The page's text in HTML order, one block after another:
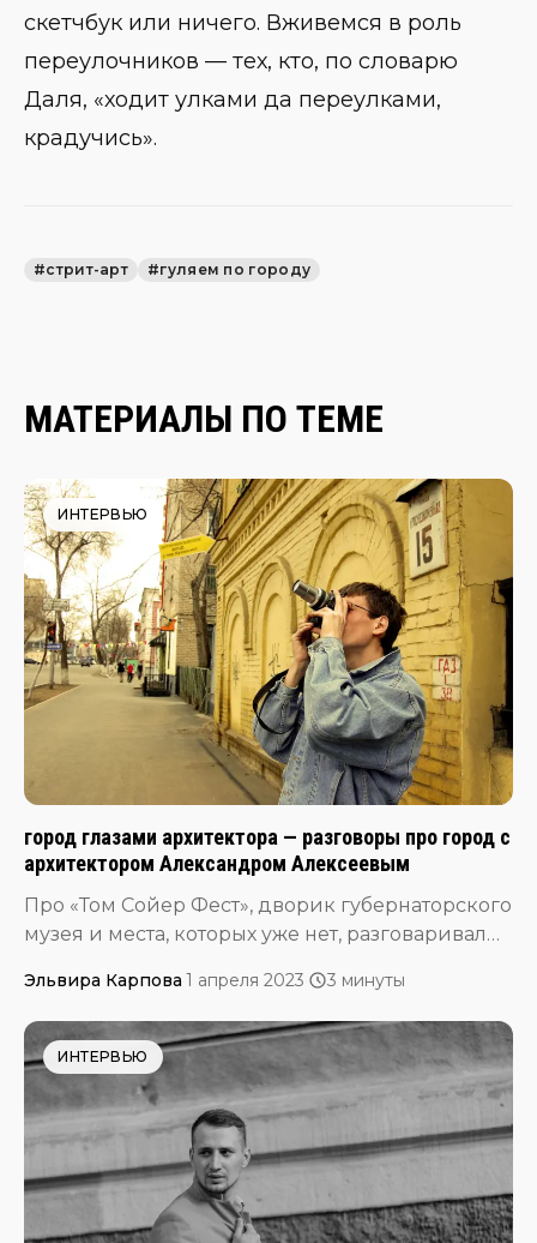
скетчбук или ничего. Вживемся в роль
переулочников — тех, кто, по словарю
Даля, «ходит улками да переулками,
крадучись».
#стрит-арт #гуляем по городу
МАТЕРИАЛЫ ПО ТЕМЕ
ИНТЕРВЬЮ
город глазами архитектора — разговоры про город с
архитектором Александром Алексеевым
Про «Том Сойер Фест», дворик губернаторского
музея и места, которых уже нет, разговаривали
Эльвира Карпова 1 апреля 2023 3 минуты
ИНТЕРВЬЮ